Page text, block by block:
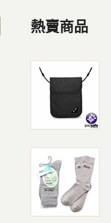
熱賣商品
腰掛